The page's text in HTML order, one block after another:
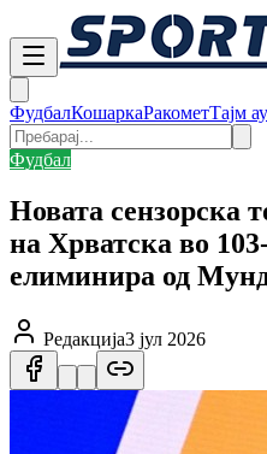
ФудбалКошаркаРакометТајм
Фудбал
Новата сензорска
на Хрватска во
елиминира од
Редакција3 јул 2026